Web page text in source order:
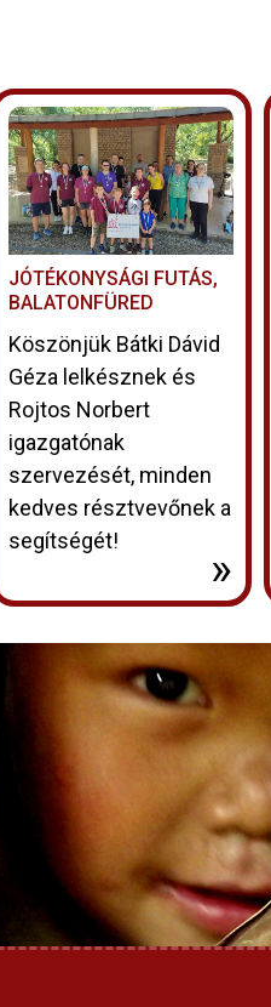
JÓTÉKONYSÁGI FUTÁS,
BALATONFÜRED
Köszönjük Bátki Dávid
Géza lelkésznek és
Rojtos Norbert
igazgatónak
szervezését, minden
kedves résztvevőnek a
segítségét!
»